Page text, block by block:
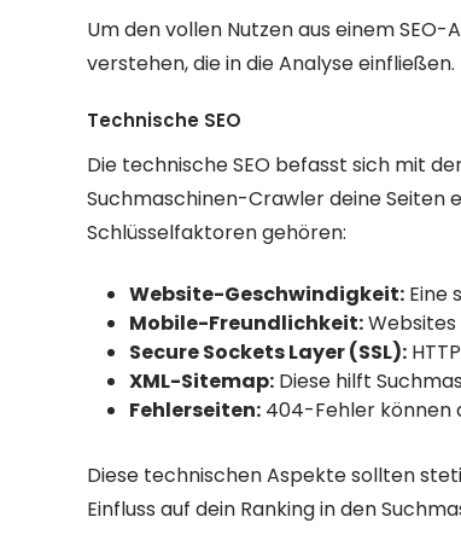
Um den vollen Nutzen aus einem
verstehen, die in die Analyse
Technische SEO
Die technische SEO befasst sich mit
Suchmaschinen-Crawler deine Seiten
Schlüsselfaktoren gehören:
Website-Geschwindigkeit: Eine
Mobile-Freundlichkeit:
Secure Sockets Layer (SSL):
XML-Sitemap: Diese hilft
Fehlerseiten: 404-Fehler können
Diese technischen Aspekte sollten
Einfluss auf dein Ranking in den